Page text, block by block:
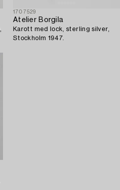
1707529
Atelier Borgila
Karott med lock, sterling silver,
Stockholm 1947.